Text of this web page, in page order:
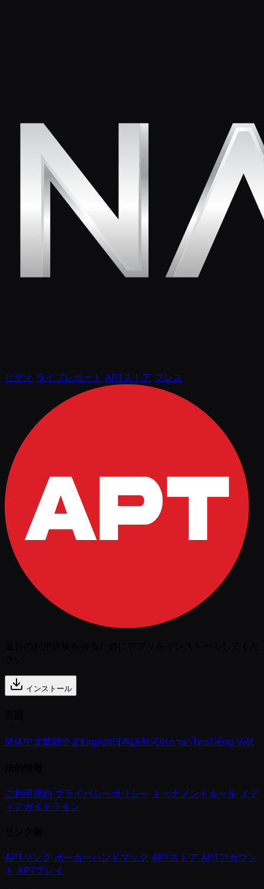
ビデオ ライブレポート APTストア プレス
インストール
简体中文繁體中文English日本語한국어ภาษาไทยTiếng Việt
ご利用規約 プライバシーポリシー トーナメントルール メデ
ィアガイドライン
APTリンク ポーカーハンドブック APTストア APTアカウン
ト APTプレイ